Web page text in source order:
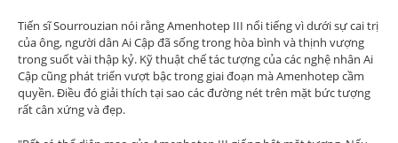
Tiến sĩ Sourrouzian nói rằng Amenhotep III nổi tiếng vì dưới sự cai trị
của ông, người dân Ai Cập đã sống trong hòa bình và thịnh vượng
trong suốt vài thập kỷ. Kỹ thuật chế tác tượng của các nghệ nhân Ai
Cập cũng phát triển vượt bậc trong giai đoạn mà Amenhotep cầm
quyền. Điều đó giải thích tại sao các đường nét trên mặt bức tượng
rất cân xứng và đẹp.